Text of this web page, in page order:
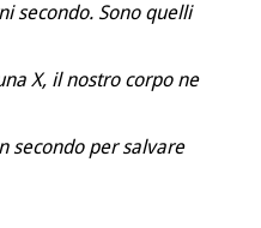
secondo. Sono quelli
X, il nostro corpo ne
secondo per salvare